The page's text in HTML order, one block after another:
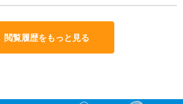
閲覧履歴をもっと見る